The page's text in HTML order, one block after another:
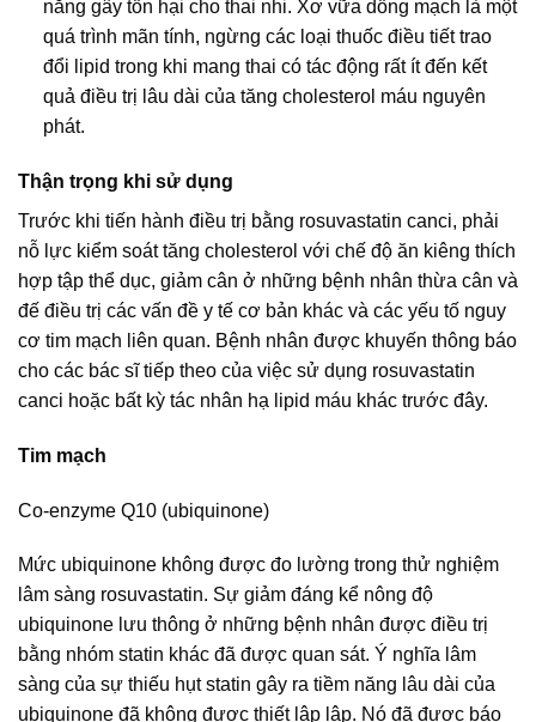
năng gây tốn hại cho thai nhi. Xơ vữa dồng mạch là một
quá trình mãn tính, ngừng các loại thuốc điều tiết trao
đổi lipid trong khi mang thai có tác động rất ít đến kết
quả điều trị lâu dài của tăng cholesterol máu nguyên
phát.
Thận trọng khi sử dụng
Trước khi tiến hành điều trị bằng rosuvastatin canci, phải
nỗ lực kiểm soát tăng cholesterol với chế độ ăn kiêng thích
hợp tập thể dục, giảm cân ở những bệnh nhân thừa cân và
đế điều trị các vấn đề y tế cơ bản khác và các yếu tố nguy
cơ tim mạch liên quan. Bệnh nhân được khuyến thông báo
cho các bác sĩ tiếp theo của việc sử dụng rosuvastatin
canci hoặc bất kỳ tác nhân hạ lipid máu khác trước đây.
Tim mạch
Co-enzyme Q10 (ubiquinone)
Mức ubiquinone không được đo lường trong thử nghiệm
lâm sàng rosuvastatin. Sự giảm đáng kể nông độ
ubiquinone lưu thông ở những bệnh nhân được điều trị
bằng nhóm statin khác đã được quan sát. Ý nghĩa lâm
sàng của sự thiếu hụt statin gây ra tiềm năng lâu dài của
ubiquinone đã không được thiết lập lập. Nó đã được báo